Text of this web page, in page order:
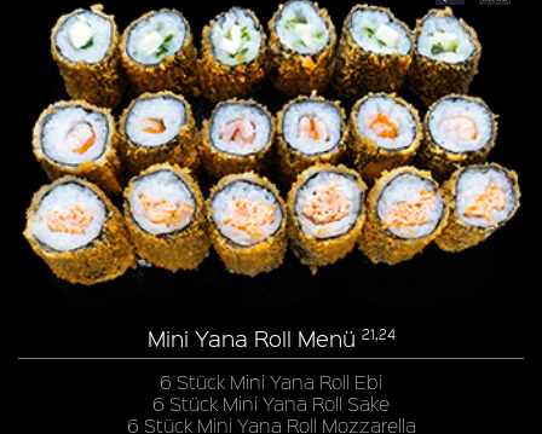
Mini Yana Roll Menü 21,24
6 Stück Mini Yana Roll Ebi
6 Stück Mini Yana Roll Sake
6 Stück Mini Yana Roll Mozzarella